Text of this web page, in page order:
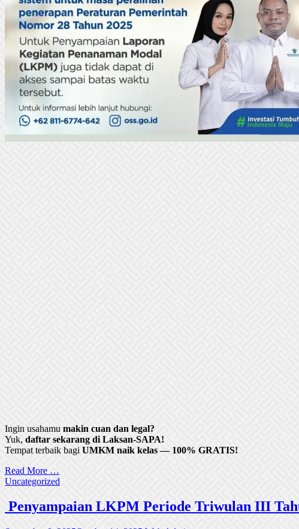
Ingin usahamu makin cuan dan legal?
Yuk, daftar sekarang di Laksan-SAPA!
Tempat terbaik bagi UMKM naik kelas — 100% GRATIS!
Read More …
Uncategorized
Penyampaian LKPM Periode Triwulan III